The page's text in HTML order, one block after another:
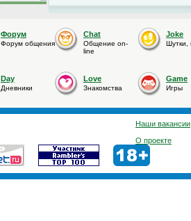
Форум
Форум общения
Chat
Общение on-
line
Joke
Шутки,
Day
Дневники
Love
Знакомства
Game
Игры
Наши вакансии
О проекте